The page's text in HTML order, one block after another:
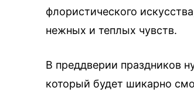
флористического
нежных и теплых чувств.
В преддверии праздников
который будет шикарно